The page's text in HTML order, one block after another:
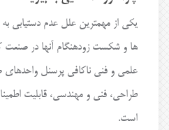
یکی از مهمترین علل عدم دستیابی
ها و شکست زودهنگام آنها در صنعت
علمی و فنی ناکافی پرسنل
طراحی، فنی و مهندسی، قابلیت
است.